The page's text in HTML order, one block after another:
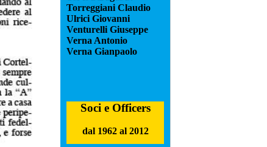
Torreggiani Claudio
Ulrici Giovanni
Venturelli Giuseppe
Verna Antonio
Verna Gianpaolo
Soci e Officers
dal 1962 al 2012